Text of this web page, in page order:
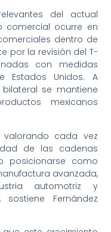
del actual
comercial ocurre en
dentro de
por la revisión del T-
con medidas
Estados Unidos. A
se mantiene
mexicanos
valorando cada vez
de las cadenas
posicionarse como
avanzada,
automotriz y
sostiene Fernández